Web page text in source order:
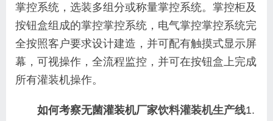
掌控系统，选装多组分或称量掌控系统。掌控柜及
按钮盒组成的掌控掌控系统，电气掌控掌控系统完
全按照客户要求设计建造，并可配有触摸式显示屏
幕，可视操作，全流程监控，并可在按钮盒上完成
所有灌装机操作。
如何考察无菌灌装机厂家饮料灌装机生产线1.